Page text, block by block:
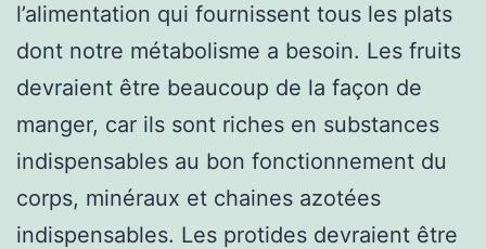
l’alimentation qui fournissent tous les plats
dont notre métabolisme a besoin. Les fruits
devraient être beaucoup de la façon de
manger, car ils sont riches en substances
indispensables au bon fonctionnement du
corps, minéraux et chaines azotées
indispensables. Les protides devraient être